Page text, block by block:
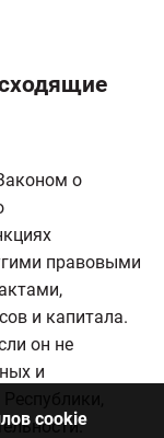
о
правовыми
и капитала.
он не
и
cookie